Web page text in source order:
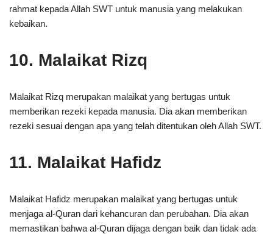
rahmat kepada Allah SWT untuk manusia yang melakukan
kebaikan.
10. Malaikat Rizq
Malaikat Rizq merupakan malaikat yang bertugas untuk
memberikan rezeki kepada manusia. Dia akan memberikan
rezeki sesuai dengan apa yang telah ditentukan oleh Allah SWT.
11. Malaikat Hafidz
Malaikat Hafidz merupakan malaikat yang bertugas untuk
menjaga al-Quran dari kehancuran dan perubahan. Dia akan
memastikan bahwa al-Quran dijaga dengan baik dan tidak ada